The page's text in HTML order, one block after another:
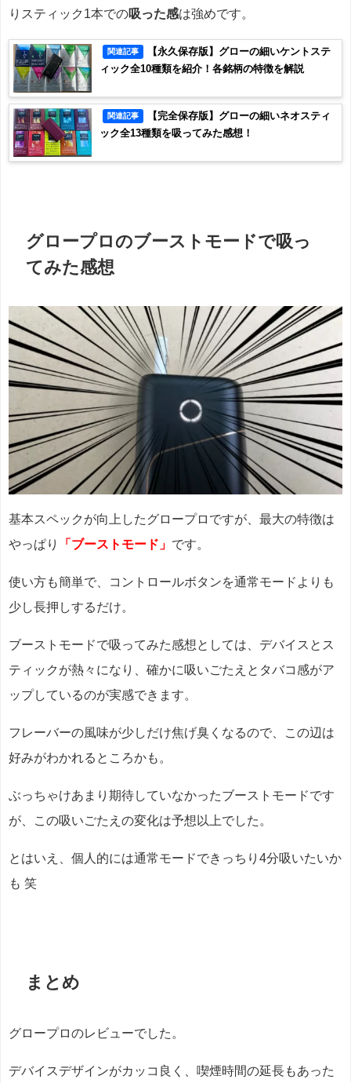
りスティック1本での吸った感は強めです。
関連記事
【永久保存版】グローの細いケントステ
ィック全10種類を紹介！各銘柄の特徴を解説
関連記事
【完全保存版】グローの細いネオスティ
ック全13種類を吸ってみた感想！
グロープロのブーストモードで吸っ
てみた感想
基本スペックが向上したグロープロですが、最大の特徴は
やっぱり
「ブーストモード」 です。
使い方も簡単で、コントロールボタンを通常モードよりも
少し長押しするだけ。
ブーストモードで吸ってみた感想としては、デバイスとス
ティックが熱々になり、確かに吸いごたえとタバコ感がア
ップしているのが実感できます。
フレーバーの風味が少しだけ焦げ臭くなるので、この辺は
好みがわかれるところかも。
ぶっちゃけあまり期待していなかったブーストモードです
が、この吸いごたえの変化は予想以上でした。
とはいえ、個人的には通常モードできっちり4分吸いたいか
も 笑
まとめ
グロープロのレビューでした。
デバイスデザインがカッコ良く、喫煙時間の延長もあった